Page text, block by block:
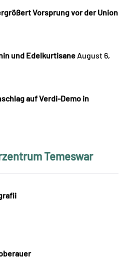
Vorsprung vor der Union
und Edelkurtisane August 6,
auf Verdi-Demo in
Temeswar